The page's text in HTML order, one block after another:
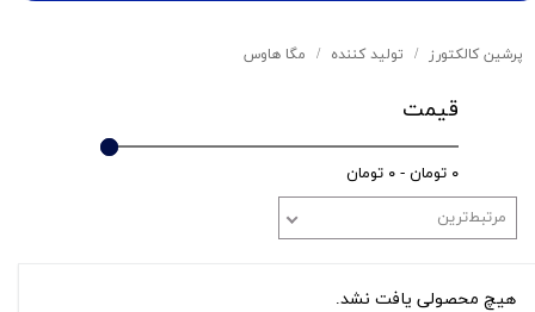
پرشین کالکتورز تولید کننده مگا هاوس
قیمت
۰ تومان - ۰ تومان
مرتبط‌ترین
هیچ محصولی یافت نشد.